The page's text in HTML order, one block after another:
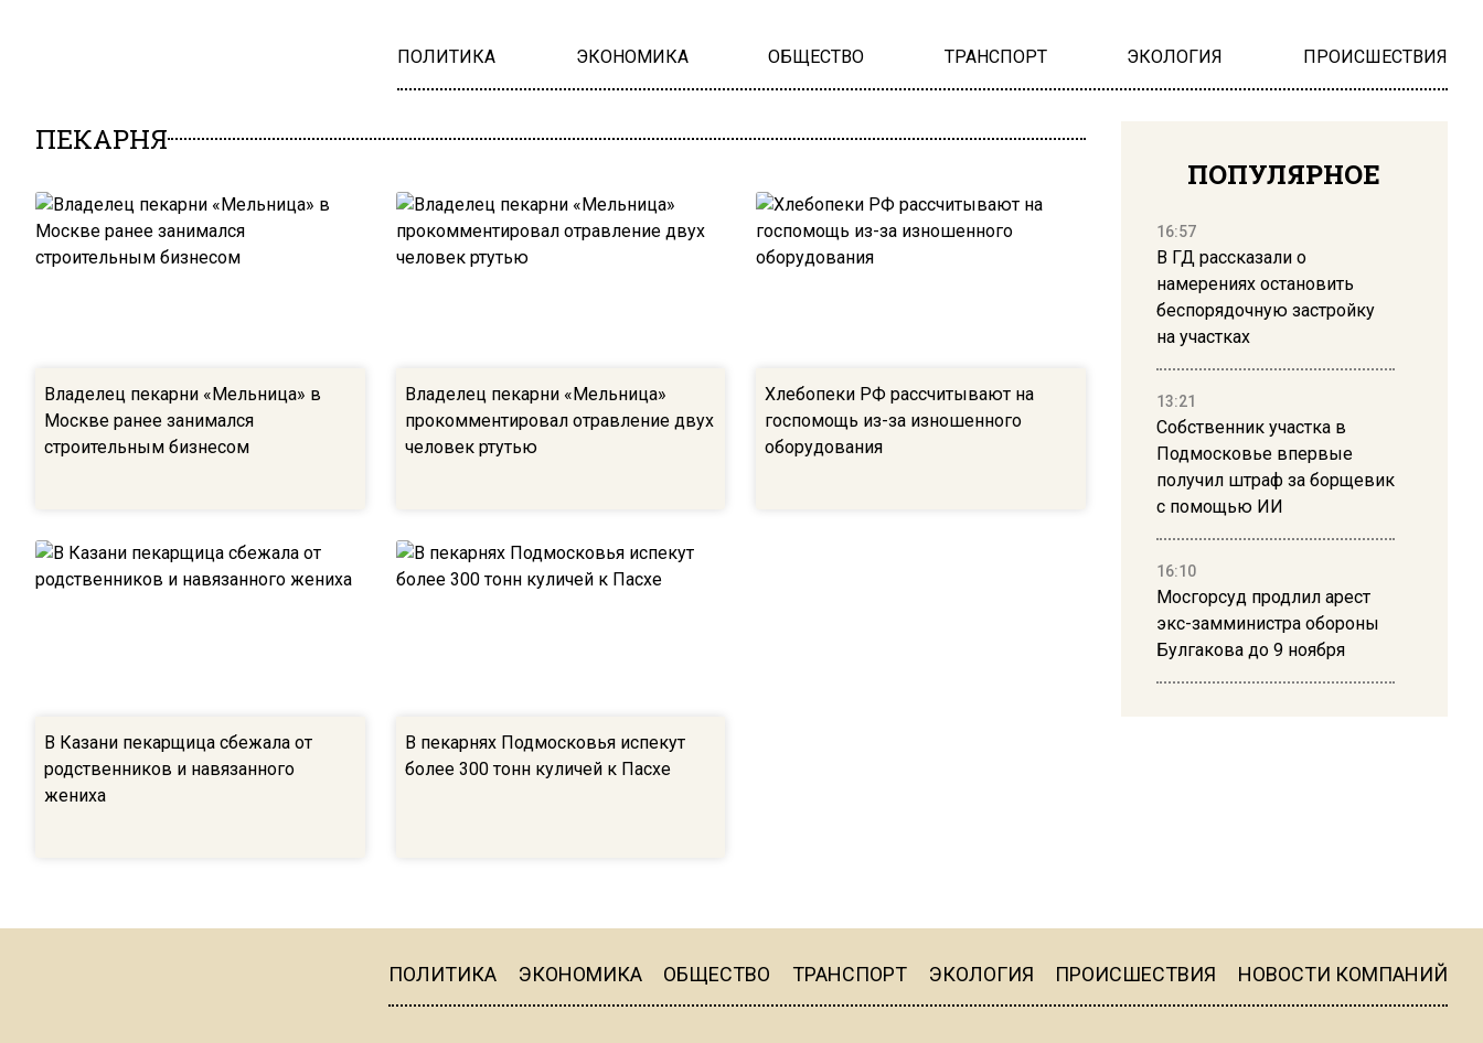
ПОЛИТИКА ЭКОНОМИКА ОБЩЕСТВО ТРАНСПОРТ ЭКОЛОГИЯ ПРОИСШЕСТВИЯ
ПЕКАРНЯ
Владелец пекарни «Мельница» в
Москве ранее занимался
строительным бизнесом
Владелец пекарни «Мельница»
прокомментировал отравление двух
человек ртутью
Хлебопеки РФ рассчитывают на
госпомощь из-за изношенного
оборудования
В Казани пекарщица сбежала от
родственников и навязанного
жениха
В пекарнях Подмосковья испекут
более 300 тонн куличей к Пасхе
ПОПУЛЯРНОЕ
16:57
В ГД рассказали о
намерениях остановить
беспорядочную застройку
на участках
13:21
Собственник участка в
Подмосковье впервые
получил штраф за борщевик
с помощью ИИ
16:10
Мосгорсуд продлил арест
экс-замминистра обороны
Булгакова до 9 ноября
В Москве 2 августа
ограничат движение на
ПОЛИТИКА ЭКОНОМИКА ОБЩЕСТВО ТРАНСПОРТ ЭКОЛОГИЯ ПРОИСШЕСТВИЯ НОВОСТИ КОМПАНИЙ